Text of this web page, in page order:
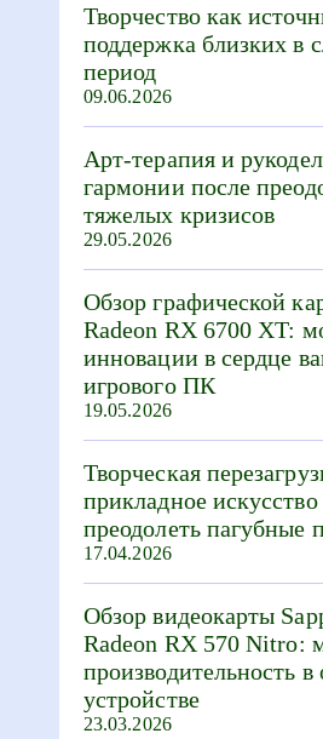
Творчество как
поддержка близких в
период
09.06.2026
Арт-терапия и
гармонии после
тяжелых кризисов
29.05.2026
Обзор графической
Radeon RX 6700 XT:
инновации в сердце
игрового ПК
19.05.2026
Творческая
прикладное
преодолеть пагубные
17.04.2026
Обзор видеокарты
Radeon RX 570 Nitro:
производительность в
устройстве
23.03.2026